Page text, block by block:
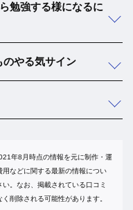
勉強する様になるに
のやる気サイン
年8月時点の情報を元に制作・運
などに関する最新の情報につい
。なお、掲載されている口コミ
削除される可能性があります。